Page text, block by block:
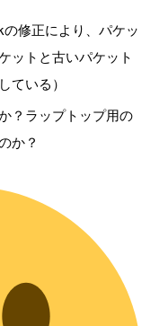
修正により、パケッ
ットと古いパケット
ている）
？ラップトップ用の
か？